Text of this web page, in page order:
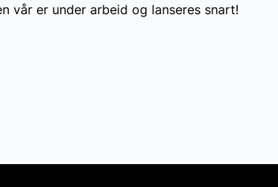
vår er under arbeid og lanseres snart!